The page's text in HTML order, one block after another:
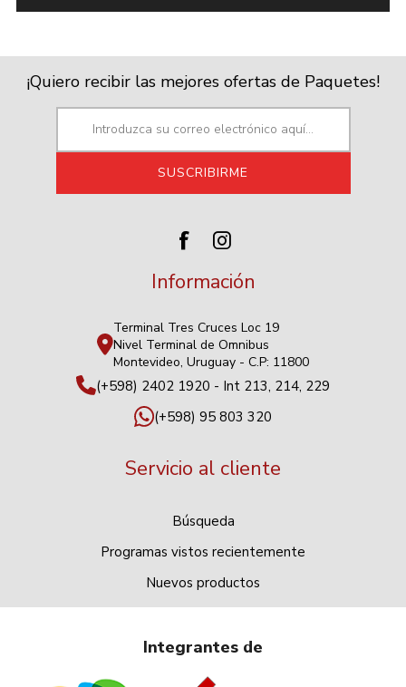
¡Quiero recibir las mejores ofertas de Paquetes!
Información
Terminal Tres Cruces Loc 19
Nivel Terminal de Omnibus
Montevideo, Uruguay - C.P: 11800
(+598) 2402 1920 - Int 213, 214, 229
(+598) 95 803 320
Servicio al cliente
Búsqueda
Programas vistos recientemente
Nuevos productos
Integrantes de